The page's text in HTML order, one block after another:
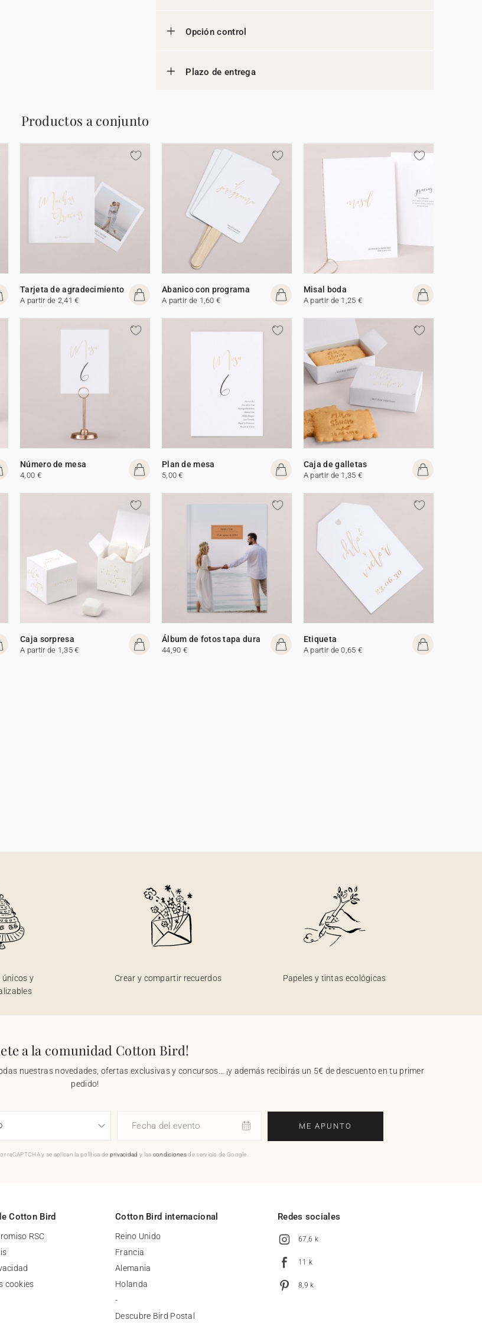
Opción control
Plazo de entrega
Productos a conjunto
Tarjeta de agradecimiento
A partir de 2,41 €
Abanico con programa
A partir de 1,60 €
Misal boda
A partir de 1,25 €
Número de mesa
4,00 €
Plan de mesa
5,00 €
Caja de galletas
A partir de 1,35 €
Caja sorpresa
A partir de 1,35 €
Álbum de fotos tapa dura
44,90 €
Etiqueta
A partir de 0,65 €
únicos y
Crear y compartir recuerdos Papeles y tintas ecológicas
a la comunidad Cotton Bird!
nuestras novedades, ofertas exclusivas y concursos... ¡y además recibirás un 5€ de descuento en tu primer
pedido!
Fecha del evento ME APUNTO
reCAPTCHA y se aplican la política de privacidad y las condicionesde servicio de Google.
Cotton Bird
RSC
cookies
Cotton Bird internacional
Reino Unido
Francia
Alemania
Holanda
-
Descubre Bird Postal
Redes sociales
67,6 k
11 k
8,9 k